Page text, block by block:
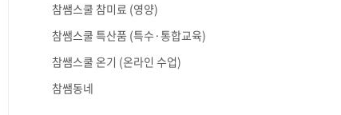
참쌤스쿨 참미료 (영양)
참쌤스쿨 특산품 (특수·통합교육)
참쌤스쿨 온기 (온라인 수업)
참쌤동네